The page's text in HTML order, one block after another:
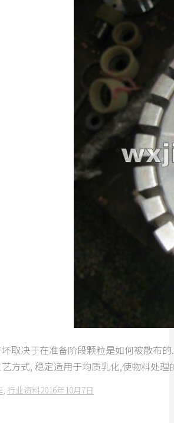
决于在准备阶段颗粒是如何被散布的
方式, 稳定适用于均质乳化,使物料处
, 行业资料2016年10月7日